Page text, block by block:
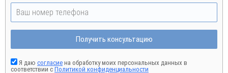
Получить консультацию
Я даю согласие на обработку моих персональных данных в
соответствии с Политикой конфиденциальности